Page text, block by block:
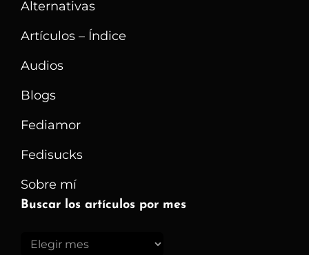
Alternativas
Artículos – Índice
Audios
Blogs
Fediamor
Fedisucks
Sobre mí
Buscar los artículos por mes
Buscar